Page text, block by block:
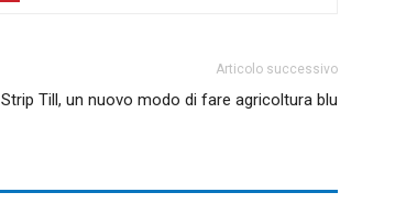
Articolo successivo
Strip Till, un nuovo modo di fare agricoltura blu